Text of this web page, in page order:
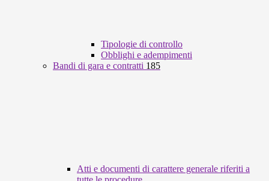
Tipologie di controllo
Obblighi e adempimenti
Bandi di gara e contratti 185
Atti e documenti di carattere generale riferiti a